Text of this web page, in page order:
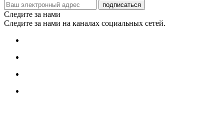
подписаться
Следите за нами
Следите за нами на каналах социальных сетей.